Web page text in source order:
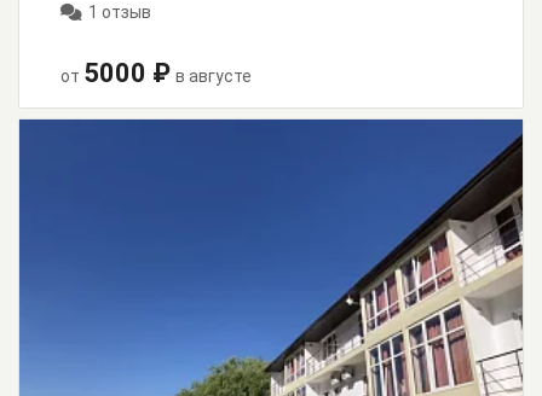
1 отзыв
от 5000 ₽ в августе